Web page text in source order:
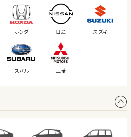
ホンダ 日産 スズキ
スバル 三菱